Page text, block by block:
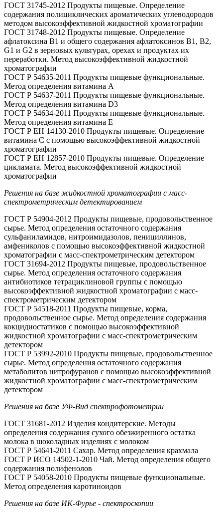
ГОСТ 31745-2012 Продукты пищевые. Определение
содержания полициклических ароматических углеводородов
методом высокоэффективной жидкостной хроматографии
ГОСТ 31748-2012 Продукты пищевые. Определение
афлатоксина B1 и общего содержания афлатоксинов B1, B2,
G1 и G2 в зерновых культурах, орехах и продуктах их
переработки. Метод высокоэффективной жидкостной
хроматографии
ГОСТ Р 54635-2011 Продукты пищевые функциональные.
Метод определения витамина А
ГОСТ Р 54637-2011 Продукты пищевые функциональные.
Метод определения витамина D3
ГОСТ Р 54634-2011 Продукты пищевые функциональные.
Метод определения витамина E
ГОСТ Р ЕН 14130-2010 Продукты пищевые. Определение
витамина С с помощью высокоэффективной жидкостной
хроматографии
ГОСТ Р ЕН 12857-2010 Продукты пищевые. Определение
цикламата. Метод высокоэффективной жидкостной
хроматографии
Решения на базе жидкостной хроматографии с масс-
спектрометрическим детектированием
ГОСТ Р 54904-2012 Продукты пищевые, продовольственное
сырье. Метод определения остаточного содержания
сульфаниламидов, нитроимидазолов, пенициллинов,
амфениколов с помощью высокоэффективной жидкостной
хроматографии с масс-спектрометрическим детектором
ГОСТ 31694-2012 Продукты пищевые, продовольственное
сырье. Метод определения остаточного содержания
антибиотиков тетрациклиновой группы с помощью
высокоэффективной жидкостной хроматографии с масс-
спектрометрическим детектором
ГОСТ Р 54518-2011 Продукты пищевые, корма,
продовольственное сырье. Метод определения содержания
кокцидиостатиков с помощью высокоэффективной
жидкостной хроматографии с масс-спектрометрическим
детектором
ГОСТ Р 53992-2010 Продукты пищевые, продовольственное
сырье. Метод определения остаточного содержания
метаболитов нитрофуранов с помощью высокоэффективной
жидкостной хроматографии с масс-спектрометрическим
детектором
Решения на базе УФ-Вид спектрофотометрии
ГОСТ 31681-2012 Изделия кондитерские. Методы
определения содержания сухого обезжиренного остатка
молока в шоколадных изделиях с молоком
ГОСТ Р 54641-2011 Сахар. Метод определения крахмала
ГОСТ Р ИСО 14502-1-2010 Чай. Метод определения общего
содержания полифенолов
ГОСТ Р 54058-2010 Продукты пищевые функциональные.
Метод определения каротиноидов
Решения на базе ИК-Фурье - спектроскопии